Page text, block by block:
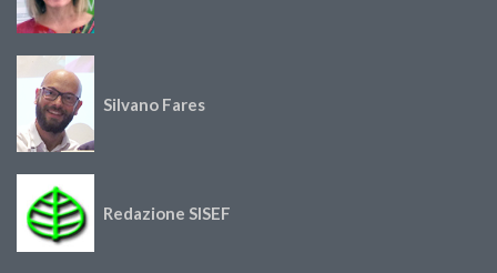
Silvano Fares
Redazione SISEF